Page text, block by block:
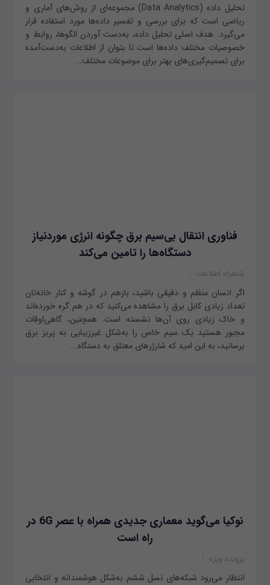
تحلیل داده (Data Analytics) مجموعه‌ای از روش‌های آماری و
ریاضی است که برای بررسی و تفسیر داده‌ها مورد استفاده قرار
می‌گیرد. هدف اصلی تحلیل داده، به‌دست آوردن الگوها، روابط و
خصوصیات مختلف داده‌ها است تا بتوان از اطلاعات به‌دست‌آمده
برای تصمیم‌گیری‌های بهتر برای موضوعات مختلف...
فناوری انتقال بی‌سیم برق چگونه انرژی موردنیاز
دستگاه‌ها را تامین می‌کند
شاهراه اطلاعات
اگر انسان منظم و دقیقی باشید، بازهم در گوشه و کنار خانه‌تان
تعداد زیادی کابل برق را مشاهده می‌کنید که در هم گره خورده‌اند
و خاک زیادی روی آن‌ها نشسته است. همچنین، گاهی‌اوقات
مجبور هستید یک سیم خاص را به‌شکل غیر‌زیبایی به پریز برق
برسانید، به این امید که شارژرهای معتلق به دستگاه‌...
نوکیا می‌گوید معماری جدیدی همراه با عصر 6G در
راه است
پرونده ویژه
انتظار می‌رود شبکه‌های نسل ششم به‌شکل هوشمندانه و انتخابی